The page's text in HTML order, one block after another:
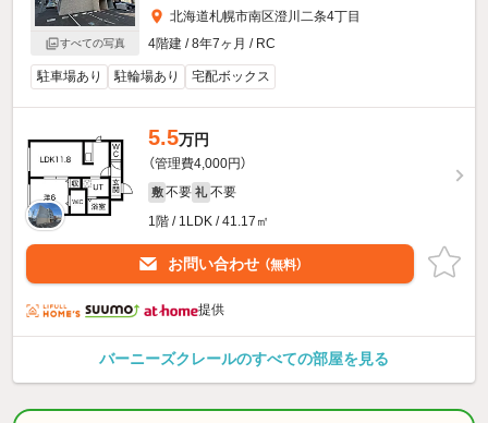
すべての写真
北海道札幌市南区澄川二条4丁目
4階建 / 8年7ヶ月 / RC
駐車場あり 駐輪場あり 宅配ボックス
5.5万円
（管理費4,000円）
敷 不要 礼 不要
1階 / 1LDK / 41.17㎡
お問い合わせ （無料）
提供
バーニーズクレールのすべての部屋を見る